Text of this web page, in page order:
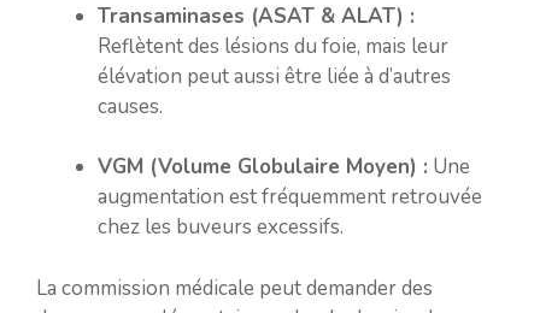
Transaminases (ASAT & ALAT) :
Reflètent des lésions du foie, mais leur
élévation peut aussi être liée à d’autres
causes.
VGM (Volume Globulaire Moyen) : Une
augmentation est fréquemment retrouvée
chez les buveurs excessifs.
La commission médicale peut demander des